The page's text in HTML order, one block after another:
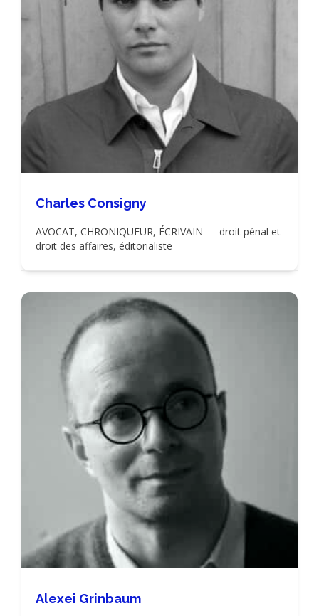
Charles Consigny
AVOCAT, CHRONIQUEUR, ÉCRIVAIN — droit pénal et
droit des affaires, éditorialiste
Alexei Grinbaum